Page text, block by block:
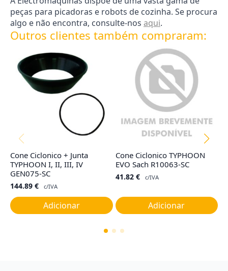
peças para picadoras e robots de cozinha. Se procura
algo e não encontra, consulte-nos aqui.
Outros clientes também compraram:
Cone Ciclonico + Junta
TYPHOON I, II, III, IV
GEN075-SC
144.89 € c/IVA
Adicionar
Cone Ciclonico TYPHOON
EVO Sach R10063-SC
41.82 € c/IVA
Adicionar